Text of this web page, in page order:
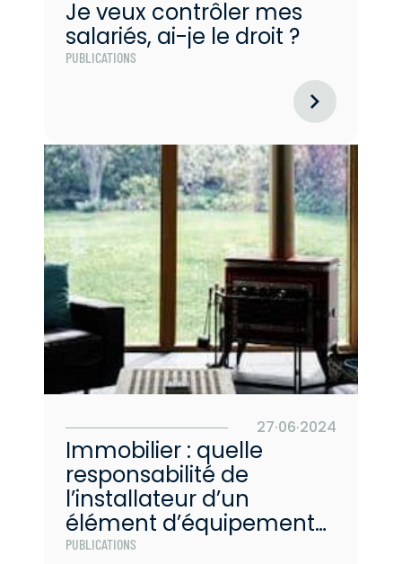
Je veux contrôler mes
salariés, ai-je le droit ?
PUBLICATIONS
27·06·2024
Immobilier : quelle
responsabilité de
l’installateur d’un
élément d’équipement
sur constructions
PUBLICATIONS